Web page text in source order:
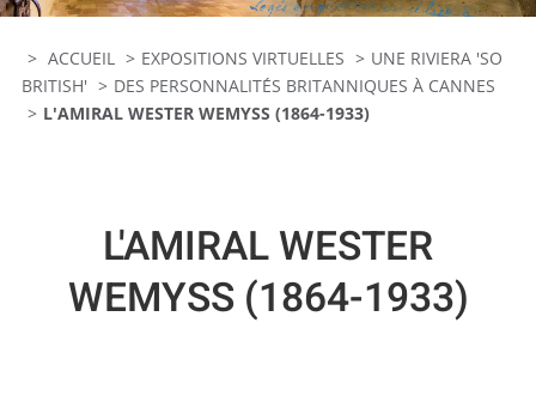
ACCUEIL EXPOSITIONS VIRTUELLES
UNE RIVIERA 'SO
BRITISH'
DES PERSONNALITÉS BRITANNIQUES À CANNES
L'AMIRAL WESTER WEMYSS (1864-1933)
L'AMIRAL WESTER
WEMYSS (1864-1933)